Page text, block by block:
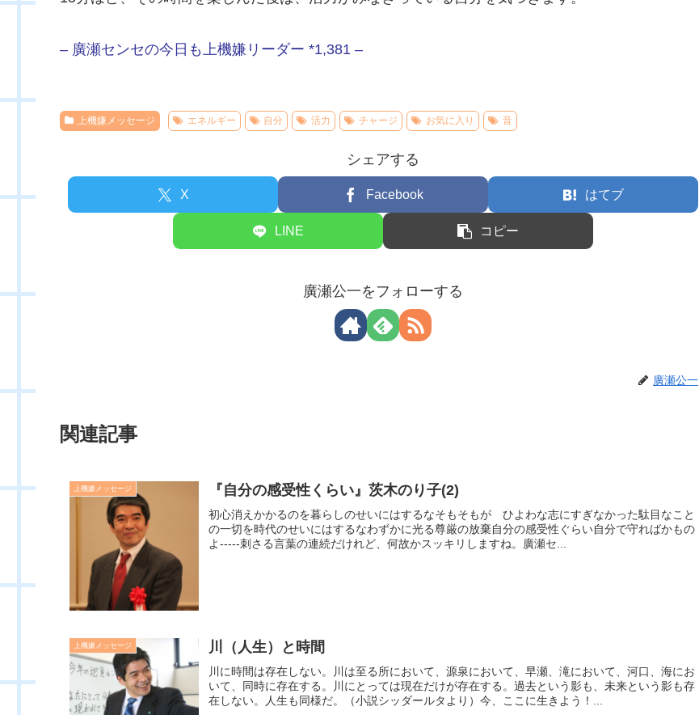
– 廣瀬センセの今日も上機嫌リーダー *1,381 –
上機嫌メッセージ エネルギー 自分 活力 チャージ お気に入り 音
シェアする
X Facebook はてブ
LINE コピー
廣瀬公一をフォローする
廣瀬公一
関連記事
上機嫌メッセージ 『自分の感受性くらい』茨木のり子(2)
初心消えかかるのを暮らしのせいにはするなそもそもが ひよわな志にすぎなかった駄目なこと
の一切を時代のせいにはするなわずかに光る尊厳の放棄自分の感受性ぐらい自分で守ればかもの
よ-----刺さる言葉の連続だけれど、何故かスッキリしますね。廣瀬セ...
上機嫌メッセージ 川（人生）と時間
川に時間は存在しない。川は至る所において、源泉において、早瀬、滝において、河口、海にお
いて、同時に存在する。川にとっては現在だけが存在する。過去という影も、未来という影も存
在しない。人生も同様だ。（小説シッダールタより）今、ここに生きよう！...